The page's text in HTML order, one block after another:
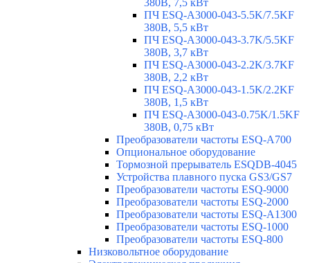
380В, 7,5 кВт
ПЧ ESQ-A3000-043-5.5K/7.5KF
380В, 5,5 кВт
ПЧ ESQ-A3000-043-3.7K/5.5KF
380В, 3,7 кВт
ПЧ ESQ-A3000-043-2.2K/3.7KF
380В, 2,2 кВт
ПЧ ESQ-A3000-043-1.5K/2.2KF
380В, 1,5 кВт
ПЧ ESQ-A3000-043-0.75K/1.5KF
380В, 0,75 кВт
Преобразователи частоты ESQ-A700
Опциональное оборудование
Тормозной прерыватель ESQDB-4045
Устройства плавного пуска GS3/GS7
Преобразователи частоты ESQ-9000
Преобразователи частоты ESQ-2000
Преобразователи частоты ESQ-A1300
Преобразователи частоты ESQ-1000
Преобразователи частоты ESQ-800
Низковольтное оборудование